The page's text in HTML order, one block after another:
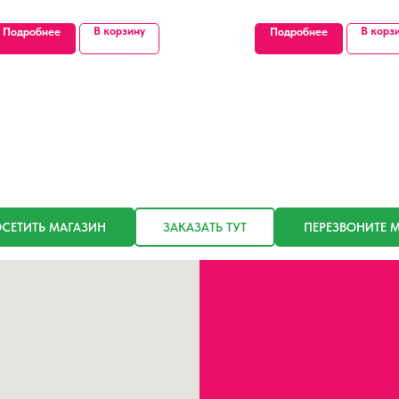
Подробнее В корзину Подробнее В
МАГАЗИН ЗАКАЗАТЬ ТУТ ПЕРЕЗВОНИТЕ